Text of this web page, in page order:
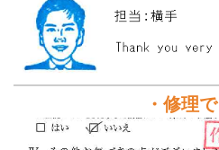
・修理